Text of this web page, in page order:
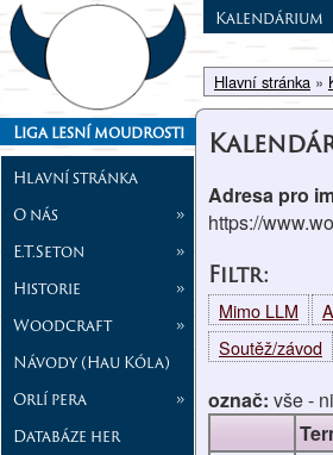
Liga lesní moudrosti
Hlavní stránka
O nás
»
E.T.Seton
»
Historie
»
Woodcraft
»
Návody (Hau Kóla)
Orlí pera
»
Databáze her
Kalendárium
Hlavní stránka »
Adresa pro
https://
Filtr:
Mimo LLM
Soutěž/závod
označ: vše-